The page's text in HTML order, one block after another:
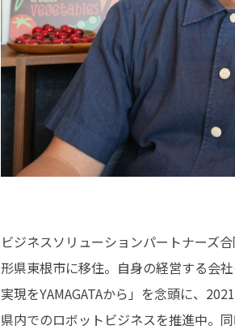
ビジネスソリューションパートナーズ
形県東根市に移住。自身の経営する会
実現をYAMAGATAから」を念頭に、
県内でのロボットビジネスを推進中。